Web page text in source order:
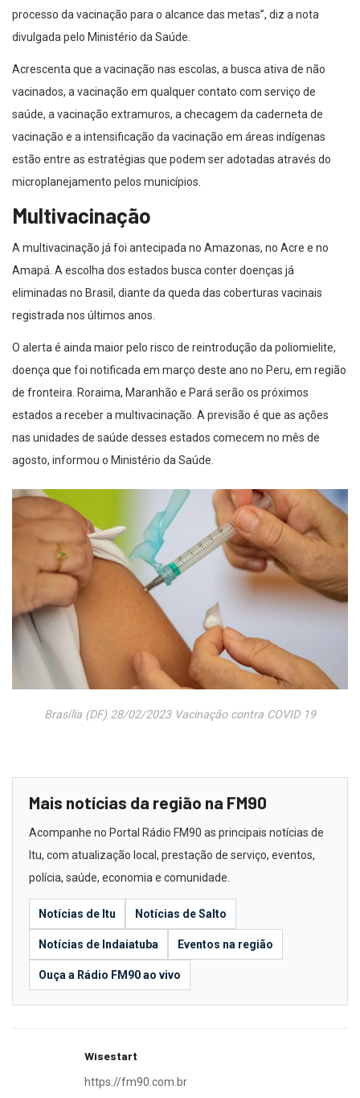
processo da vacinação para o alcance das metas”, diz a nota
divulgada pelo Ministério da Saúde.
Acrescenta que a vacinação nas escolas, a busca ativa de não
vacinados, a vacinação em qualquer contato com serviço de
saúde, a vacinação extramuros, a checagem da caderneta de
vacinação e a intensificação da vacinação em áreas indígenas
estão entre as estratégias que podem ser adotadas através do
microplanejamento pelos municípios.
Multivacinação
A multivacinação já foi antecipada no Amazonas, no Acre e no
Amapá. A escolha dos estados busca conter doenças já
eliminadas no Brasil, diante da queda das coberturas vacinais
registrada nos últimos anos.
O alerta é ainda maior pelo risco de reintrodução da poliomielite,
doença que foi notificada em março deste ano no Peru, em região
de fronteira. Roraima, Maranhão e Pará serão os próximos
estados a receber a multivacinação. A previsão é que as ações
nas unidades de saúde desses estados comecem no mês de
agosto, informou o Ministério da Saúde.
Brasília (DF) 28/02/2023 Vacinação contra COVID 19
Mais notícias da região na FM90
Acompanhe no Portal Rádio FM90 as principais notícias de
Itu, com atualização local, prestação de serviço, eventos,
polícia, saúde, economia e comunidade.
Notícias de Itu Notícias de Salto
Notícias de Indaiatuba Eventos na região
Ouça a Rádio FM90 ao vivo
Wisestart
https://fm90.com.br